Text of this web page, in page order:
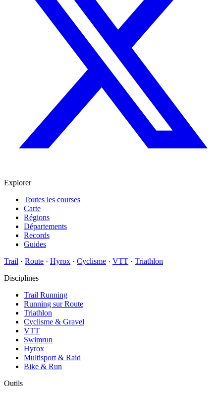
Explorer
Toutes les courses
Carte
Régions
Départements
Records
Guides
Trail · Route · Hyrox · Cyclisme · VTT · Triathlon
Disciplines
Trail Running
Running sur Route
Triathlon
Cyclisme & Gravel
VTT
Swimrun
Hyrox
Multisport & Raid
Bike & Run
Outils